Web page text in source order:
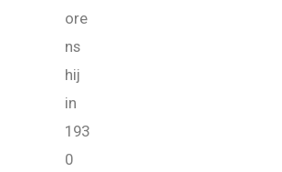
ore
ns
hij
in
193
0